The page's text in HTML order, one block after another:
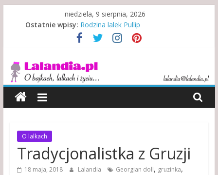
niedziela, 9 sierpnia, 2026
Ostatnie wpisy:
Kewpie – symbol walki i zwycięstwa
Rodzina lalek Pullip
Rodzina w niewoli alkoholu
Indonezyjski teatr lalek
Lalandia
O
bajkach,
lalkach
życiu…
O lalkach
Tradycjonalistka z Gruzji
18 maja, 2018 Lalandia Georgian doll, gruzinka,